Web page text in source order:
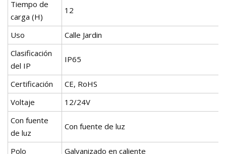
Tiempo de
carga (H)
12
Uso
Calle Jardin
Clasificación
del IP
IP65
Certificación
CE, RoHS
Voltaje
12/24V
Con fuente
de luz
Con fuente de luz
Polo
Galvanizado en caliente